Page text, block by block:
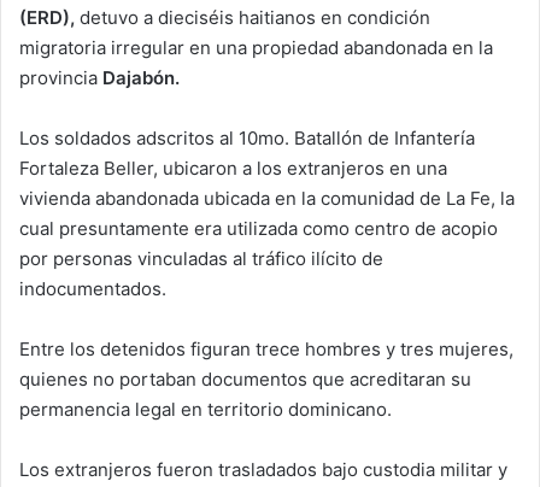
(ERD), detuvo a dieciséis haitianos en condición
migratoria irregular en una propiedad abandonada en la
provincia Dajabón.
Los soldados adscritos al 10mo. Batallón de Infantería
Fortaleza Beller, ubicaron a los extranjeros en una
vivienda abandonada ubicada en la comunidad de La Fe, la
cual presuntamente era utilizada como centro de acopio
por personas vinculadas al tráfico ilícito de
indocumentados.
Entre los detenidos figuran trece hombres y tres mujeres,
quienes no portaban documentos que acreditaran su
permanencia legal en territorio dominicano.
Los extranjeros fueron trasladados bajo custodia militar y